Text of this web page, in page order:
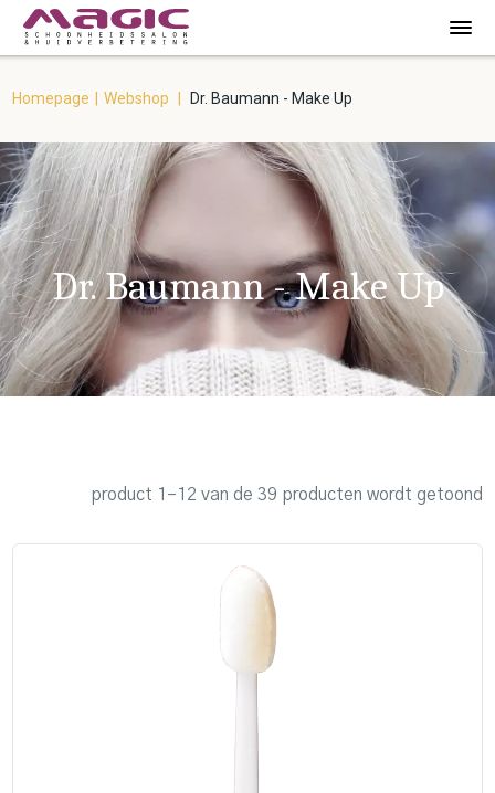
Homepage Webshop Dr. Baumann - Make Up
Dr. Baumann - Make Up
product 1–12 van de 39 producten wordt getoond